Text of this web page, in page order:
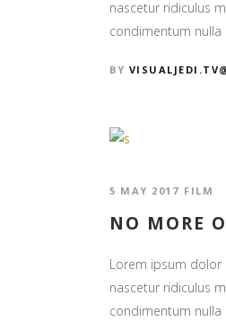
nascetur ridiculus
condimentum nulla
BY
5 MAY 2017 FILM
NO MORE
Lorem ipsum dolor
nascetur ridiculus
condimentum nulla